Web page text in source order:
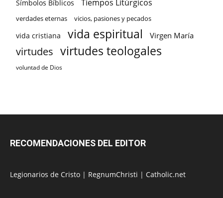
Símbolos Bíblicos Tiempos Litúrgicos
verdades eternas vicios, pasiones y pecados
vida cristiana vida espiritual Virgen María
virtudes virtudes teologales
voluntad de Dios
RECOMENDACIONES DEL EDITOR
Legionarios de Cristo | RegnumChristi | Catholic.net